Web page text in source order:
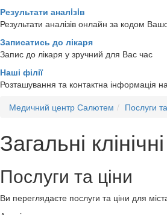
Результати аналiзiв
Результати аналізів онлайн за кодом
Записатись до лікаря
Запис до лікаря у зручний для Вас час
Наші філії
Розташування та контактна інформація
Медичний центр Салютем
Послуги
Загальні
Послуги та ціни
Ви переглядаєте послуги та ціни для